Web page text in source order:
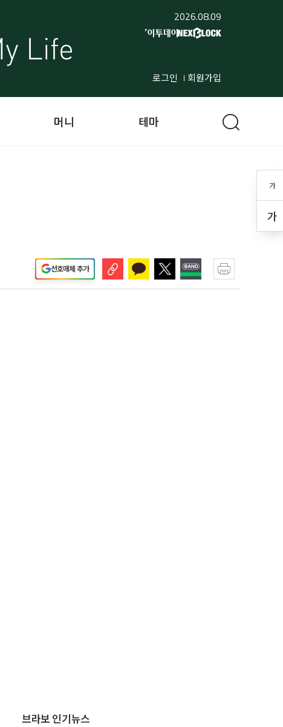
2026.08.09
로그인 회원가입
가
가
머니 테마
선호매체 추가
브라보 인기뉴스